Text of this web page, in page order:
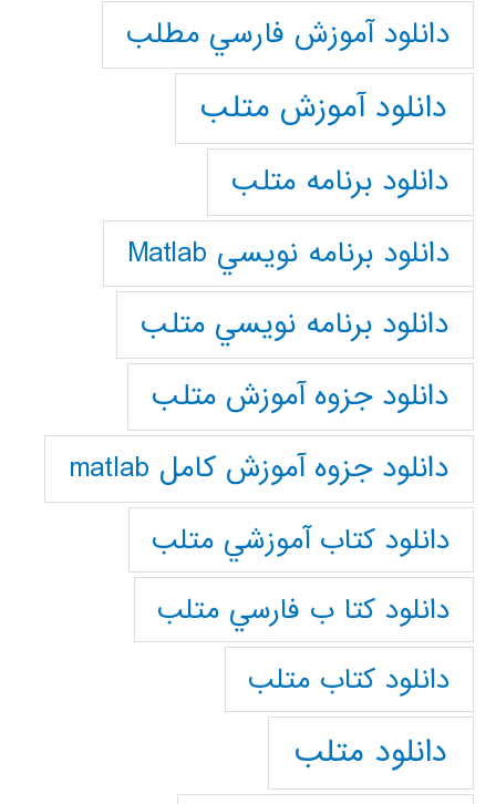
دانلود آموزش فارسي مطلب
دانلود آموزش متلب
دانلود برنامه متلب
دانلود برنامه نويسي Matlab
دانلود برنامه نويسي متلب
دانلود جزوه آموزش متلب
دانلود جزوه آموزش کامل matlab
دانلود كتاب آموزشي متلب
دانلود كتا ب فارسي متلب
دانلود كتاب متلب
دانلود متلب